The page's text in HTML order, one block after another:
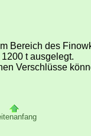
des
t ausgelegt.
Verschlüsse